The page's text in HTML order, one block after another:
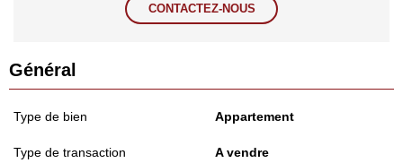
CONTACTEZ-NOUS
Général
Type de bien Appartement
Type de transaction A vendre